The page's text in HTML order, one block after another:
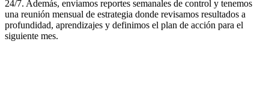
24/7. Además, enviamos reportes semanales de control y tenemos
una reunión mensual de estrategia donde revisamos resultados a
profundidad, aprendizajes y definimos el plan de acción para el
siguiente mes.